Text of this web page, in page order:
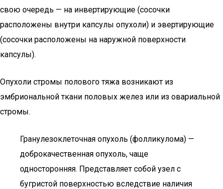
свою очередь — на инвертирующие (сосочки
расположены внутри капсулы опухоли) и эвертирующие
(сосочки расположены на наружной поверхности
капсулы).
Опухоли стромы полового тяжа возникают из
эмбриональной ткани половых желез или из овариальной
стромы.
Гранулезоклеточная опухоль (фолликулома) —
доброкачественная опухоль, чаще
односторонняя. Представляет собой узел с
бугристой поверхностью вследствие наличия